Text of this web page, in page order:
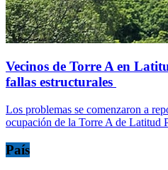
Vecinos de Torre A en
fallas estructurales
Los problemas se comenzaron a
ocupación de la Torre A de Latitud
País